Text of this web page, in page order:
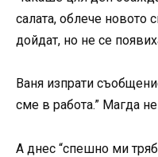
салата, облече новото
дойдат, но не се
Ваня изпрати
сме в работа.” Магда
А днес “спешно ми